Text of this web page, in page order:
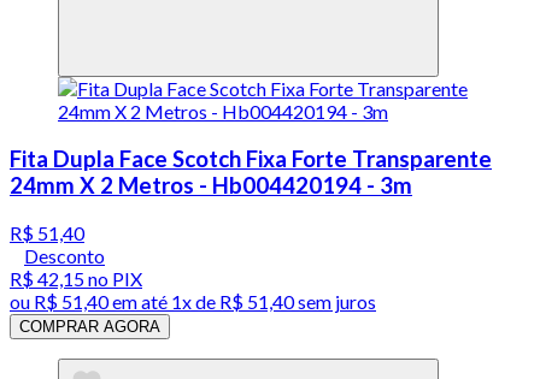
Fita Dupla Face Scotch Fixa Forte Transparente
24mm X 2 Metros - Hb004420194 - 3m
R$ 51,40
Desconto
R$ 42,15no PIX
ou R$ 51,40em até 1x de R$ 51,40sem juros
COMPRAR AGORA